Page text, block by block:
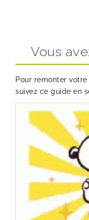
Vous
Pour remonter
suivez ce guide en